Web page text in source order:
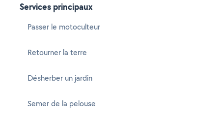
Services principaux
Passer le motoculteur
Retourner la terre
Désherber un jardin
Semer de la pelouse